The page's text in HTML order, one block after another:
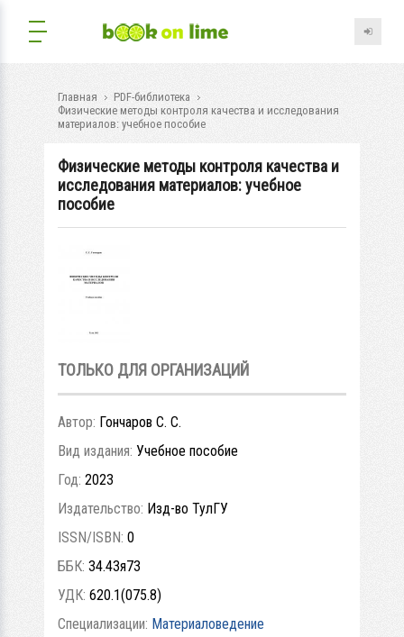
Главная
PDF-библиотека
Физические методы контроля качества и исследования
материалов: учебное пособие
Физические методы контроля качества и
исследования материалов: учебное
пособие
ТОЛЬКО ДЛЯ ОРГАНИЗАЦИЙ
Автор: Гончаров С. С.
Вид издания: Учебное пособие
Год: 2023
Издательство: Изд-во ТулГУ
ISSN/ISBN: 0
ББК: 34.43я73
УДК: 620.1(075.8)
Специализации: Материаловедение